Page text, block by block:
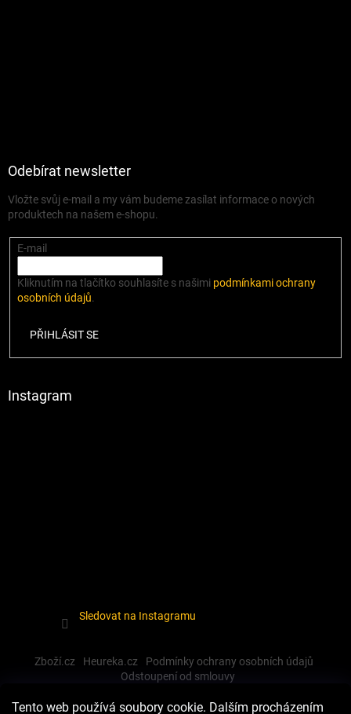
Tento web používá soubory cookie. Dalším procházením
Odebírat newsletter
Vložte svůj e-mail a my vám budeme zasílat informace o nových
produktech na našem e-shopu.
E-mail
Kliknutím na tlačítko souhlasíte s našimi podmínkami ochrany
osobních údajů.
PŘIHLÁSIT SE
Instagram
Sledovat na Instagramu
Zboží.cz Heureka.cz
Podmínky ochrany osobních údajů
Odstoupení od smlouvy